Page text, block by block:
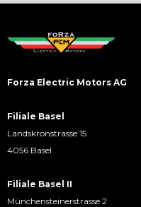
Forza Electric Motors AG
Filiale Basel
Landskronstrasse 15
4056 Basel
Filiale Basel II
Münchensteinerstrasse 2